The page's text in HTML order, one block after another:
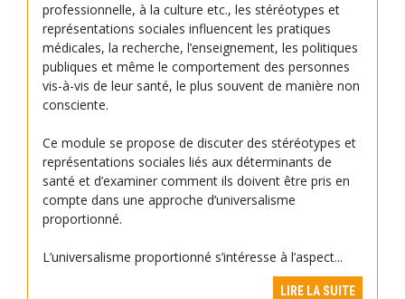
professionnelle, à la culture etc., les stéréotypes et
représentations sociales influencent les pratiques
médicales, la recherche, l’enseignement, les politiques
publiques et même le comportement des personnes
vis-à-vis de leur santé, le plus souvent de manière non
consciente.
Ce module se propose de discuter des stéréotypes et
représentations sociales liés aux déterminants de
santé et d’examiner comment ils doivent être pris en
compte dans une approche d’universalisme
proportionné.
L’universalisme proportionné s’intéresse à l’aspect...
LIRE LA SUITE